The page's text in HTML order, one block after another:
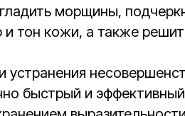
морщины,
и тон кожи, а также
быстрый и